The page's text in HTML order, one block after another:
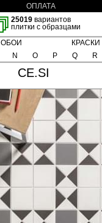
ОПЛАТА
25019 вариантов
плитки с образцами
ОБОИ КРАСКИ
N O P Q R
CE.SI